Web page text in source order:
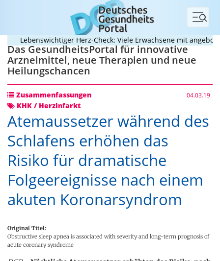
Menü
Lebenswichtiger Herz-Check: Viele Erwachsene mit
Das GesundheitsPortal für innovative
Arzneimittel, neue Therapien und neue
Heilungschancen
Zusammenfassungen 04.03.19
KHK / Herzinfarkt
Atemaussetzer während des
Schlafens erhöhen das
Risiko für dramatische
Folgeereignisse nach einem
akuten Koronarsyndrom
Original Titel:
Obstructive sleep apnea is associated with severity and long-term prognosis of
acute coronary syndrome